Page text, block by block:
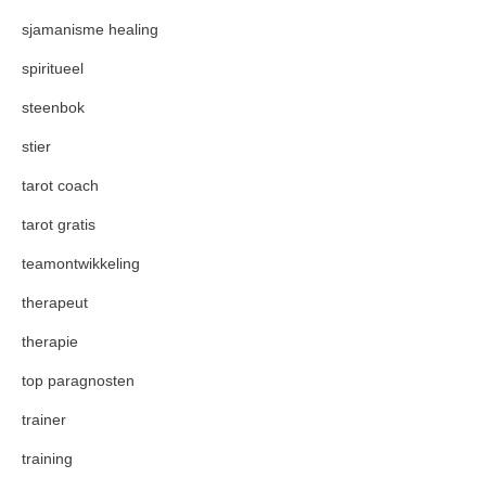
sjamanisme healing
spiritueel
steenbok
stier
tarot coach
tarot gratis
teamontwikkeling
therapeut
therapie
top paragnosten
trainer
training